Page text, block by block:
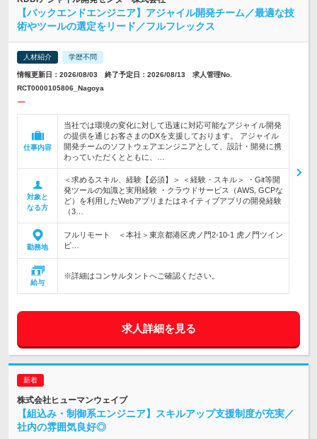
【バックエンドエンジニア】アジャイル開発チーム／最適な技
術やツールの選定をリード／フルフレックス
人材紹介 学歴不問
情報更新日：2026/08/03 終了予定日：2026/08/13 求人管理No.
RCT0000105806_Nagoya
ー
仕事内容
当社では環境の変化に対して迅速に対応可能なアジャイル開発
の提供を通じお客さまのDXを支援しております。 アジャイル
開発チームのソフトウェアエンジニアとして、設計・開発に携
わっていただくとともに、…
対象と
なる方
＜求めるスキル、経験【必須】＞ ＜経験・スキル＞ ・Git等開
発ツールの知識と実用経験 ・クラウドサービス（AWS, GCPな
ど）を利用したWebアプリまたはネイティブアプリの開発経験
（3…
勤務地
フルリモート ＜本社＞東京都港区虎ノ門2-10-1 虎ノ門ツイン
ビ…
給与
※詳細はコンサルタントへご確認ください。
求人詳細を見る
株式会社ヒューマンウェイブ
【組込み・制御系エンジニア】スキルアップ支援制度が充実／
社内の雰囲気良好◎